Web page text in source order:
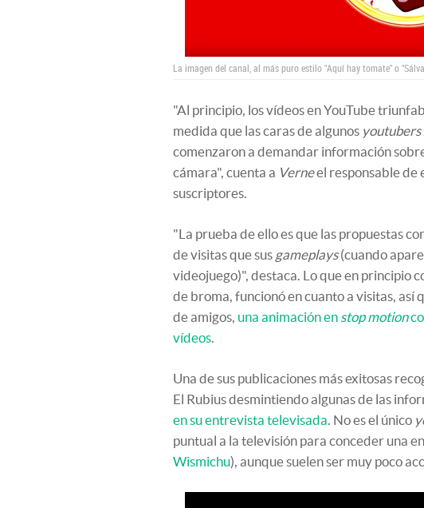
La imagen del canal, al más puro estilo "Aquí hay tomate" o
"Al principio, los vídeos en YouTube
medida que las caras de algunos youtubers
comenzaron a demandar información
cámara", cuenta a Verneel responsable de
suscriptores.
"La prueba de ello es que las propuestas
de visitas que sus gameplays(cuando
videojuego)", destaca. Lo que en principio
de broma, funcionó en cuanto a visitas,
de amigos, una animación en stop motion
vídeos.
Una de sus publicaciones más exitosas
El Rubius desmintiendo algunas de las
en su entrevista televisada. No es el único
puntual a la televisión para conceder una
Wismichu), aunque suelen ser muy poco